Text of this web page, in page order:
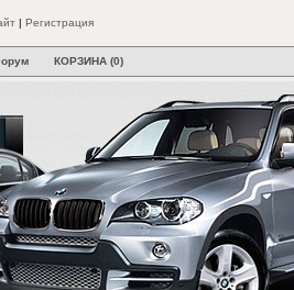
| Регистрация
КОРЗИНА (0)